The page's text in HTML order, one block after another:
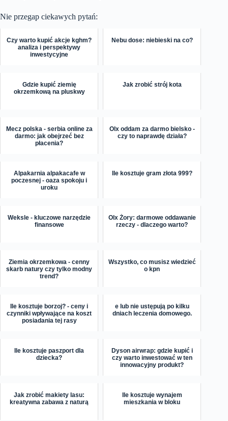
Nie przegap ciekawych pytań:
Czy warto kupić akcje kghm?
analiza i perspektywy
inwestycyjne
Nebu dose: niebieski na co?
Gdzie kupić ziemię
okrzemkową na pluskwy
Jak zrobić strój kota
Mecz polska - serbia online za
darmo: jak obejrzeć bez
płacenia?
Olx oddam za darmo bielsko -
czy to naprawdę działa?
Alpakarnia alpakacafe w
poczesnej - oaza spokoju i
uroku
Ile kosztuje gram złota 999?
Weksle - kluczowe narzędzie
finansowe
Olx Żory: darmowe oddawanie
rzeczy - dlaczego warto?
Ziemia okrzemkowa - cenny
skarb natury czy tylko modny
trend?
Wszystko, co musisz wiedzieć
o kpn
Ile kosztuje borzoj? - ceny i
czynniki wpływające na koszt
posiadania tej rasy
e lub nie ustępują po kilku
dniach leczenia domowego.
Ile kosztuje paszport dla
dziecka?
Dyson airwrap: gdzie kupić i
czy warto inwestować w ten
innowacyjny produkt?
Jak zrobić makiety lasu:
kreatywna zabawa z naturą
Ile kosztuje wynajem
mieszkania w bloku